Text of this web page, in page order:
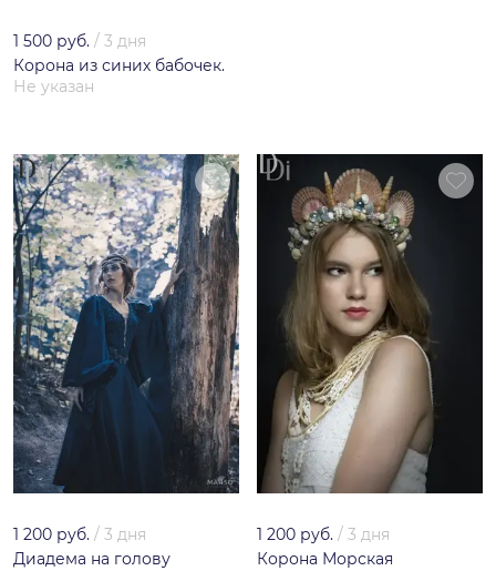
1 500 руб. / 3 дня
Корона из синих бабочек.
Не указан
1 200 руб. / 3 дня
Диадема на голову
1 200 руб. / 3 дня
Корона Морская